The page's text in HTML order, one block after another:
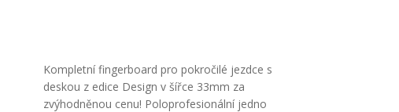
Kompletní fingerboard pro pokročilé jezdce s
deskou z edice Design v šířce 33mm za
zvýhodněnou cenu! Poloprofesionální jedno